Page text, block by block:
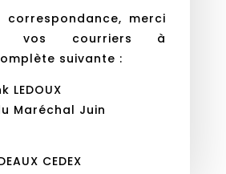
correspondance, merci
vos courriers à
suivante :
LEDOUX
Maréchal Juin
CEDEX